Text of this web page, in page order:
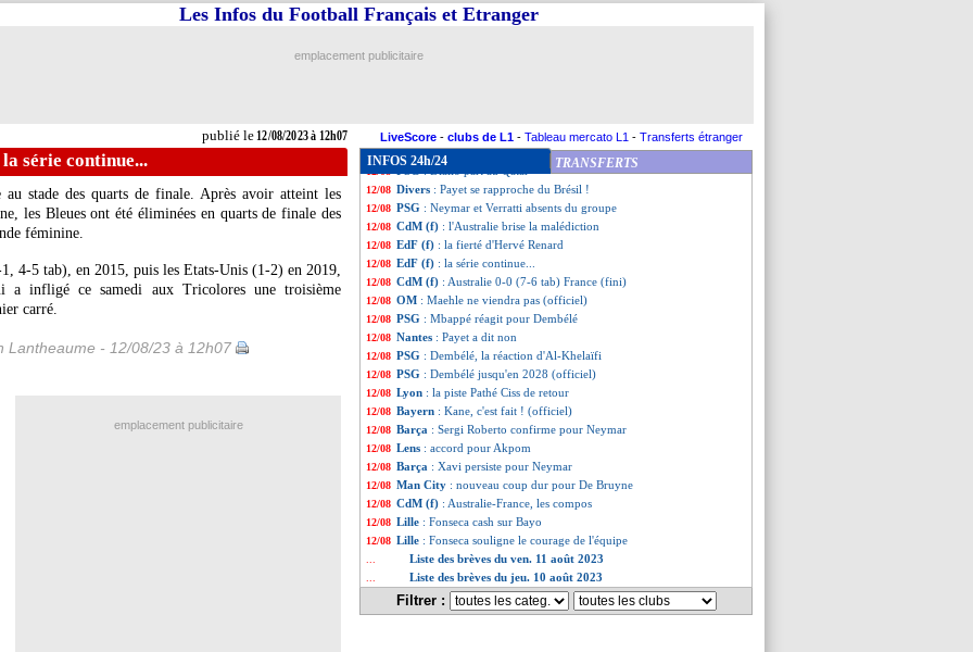
publié le12/08/2023 à 12h07
Les Infos du Football Français et Etranger
emplacement publicitaire
LiveScore - clubs de L1 - Tableau mercato L1 - Transferts étranger
série continue...
stade des quarts de finale. Après avoir atteint les
les Bleues ont été éliminées en quarts de finale des
féminine.
4-5 tab), en 2015, puis les Etats-Unis (1-2) en 2019,
infligé ce samedi aux Tricolores une troisième
carré.
Lantheaume - 12/08/23 à 12h07
INFOS 24h/24 TRANSFERTS
12/08 Ang.: Arsenal réussit son entrée en lice
12/08 Troyes: Odobert file à Burnley (officiel)
12/08 L2: coup d'envoi reporté pour Rodez-ASSE
12/08 Montpellier: West Ham veut aussi Wahi
12/08 EdF (f): K. Dali - "je suis effondrée"
12/08 Divers : Payet se rapproche du Brésil !
12/08 PSG : Neymar et Verratti absents du groupe
12/08 CdM (f) : l'Australie brise la malédiction
12/08 EdF (f) : la fierté d'Hervé Renard
12/08 EdF (f) : la série continue...
12/08 CdM (f) : Australie 0-0 (7-6 tab) France (fini)
12/08 OM : Maehle ne viendra pas (officiel)
12/08 PSG : Mbappé réagit pour Dembélé
12/08 Nantes : Payet a dit non
12/08 PSG : Dembélé, la réaction d'Al-Khelaïfi
12/08 PSG : Dembélé jusqu'en 2028 (officiel)
12/08 Lyon : la piste Pathé Ciss de retour
12/08 Bayern : Kane, c'est fait ! (officiel)
12/08 Barça : Sergi Roberto confirme pour Neymar
12/08 Lens : accord pour Akpom
12/08 Barça : Xavi persiste pour Neymar
12/08 Man City : nouveau coup dur pour De Bruyne
12/08 CdM (f) : Australie-France, les compos
12/08 Lille : Fonseca cash sur Bayo
12/08 Lille : Fonseca souligne le courage de l'équipe
Liste des brèves du ven. 11 août 2023
Liste des brèves du jeu. 10 août 2023
Filtrer :
emplacement publicitaire